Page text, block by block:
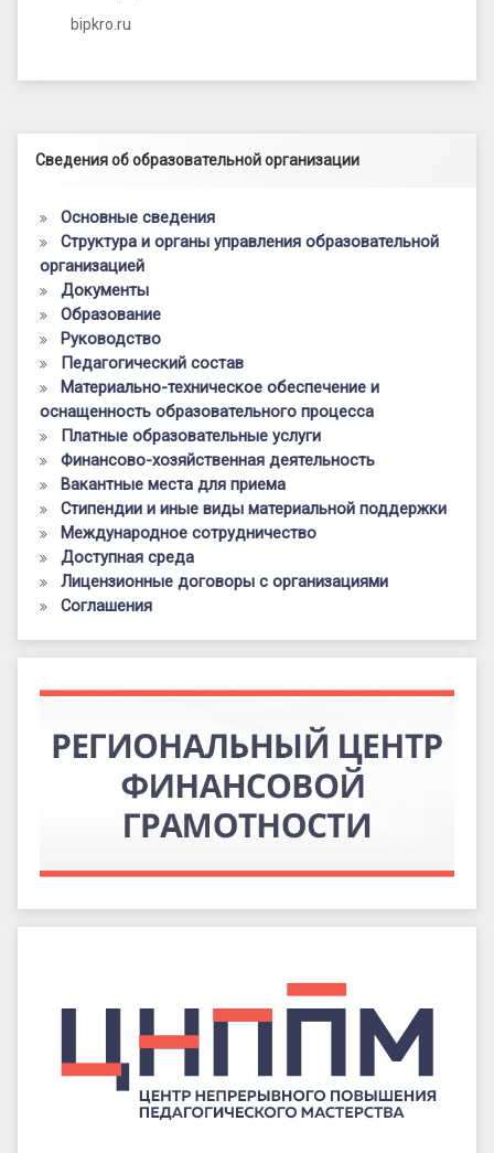
bipkro.ru
Левый сайдбар
Сведения об образовательной организации
Основные сведения
Структура и органы управления образовательной
организацией
Документы
Образование
Руководство
Педагогический состав
Материально-техническое обеспечение и
оснащенность образовательного процесса
Платные образовательные услуги
Финансово-хозяйственная деятельность
Вакантные места для приема
Стипендии и иные виды материальной поддержки
Международное сотрудничество
Доступная среда
Лицензионные договоры с организациями
Соглашения